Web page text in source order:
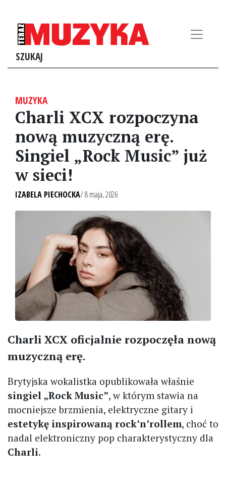
SZUKAJ
MUZYKA
Charli XCX rozpoczyna
nową muzyczną erę.
Singiel „Rock Music” już
w sieci!
IZABELA PIECHOCKA/ 8 maja, 2026
Charli XCX oficjalnie rozpoczęła nową
muzyczną erę.
Brytyjska wokalistka opublikowała właśnie
singiel „Rock Music”, w którym stawia na
mocniejsze brzmienia, elektryczne gitary i
estetykę inspirowaną rock’n’rollem, choć to
nadal elektroniczny pop charakterystyczny dla
Charli.